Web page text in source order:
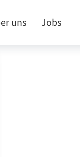
uns Jobs